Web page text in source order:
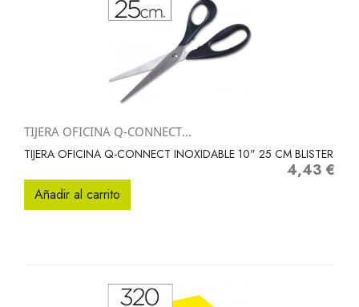
TIJERA OFICINA Q-CONNECT...
TIJERA OFICINA Q-CONNECT INOXIDABLE 10" 25 CM BLISTER
Precio
4,43 €
Añadir al carrito